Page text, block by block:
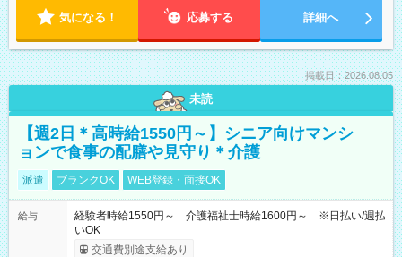
気になる！ 応募する 詳細へ
掲載日：2026.08.05
未読
【週2日＊高時給1550円～】シニア向けマンシ
ョンで食事の配膳や見守り＊介護
派遣 ブランクOK WEB登録・面接OK
給与
経験者時給1550円～ 介護福祉士時給1600円～ ※日払い/週払
いOK
交通費別途支給あり